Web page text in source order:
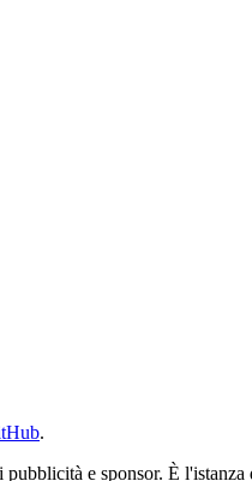
.
e sponsor. È